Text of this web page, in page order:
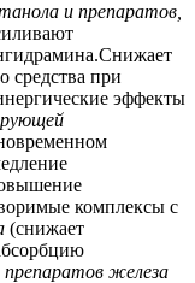
и препаратов,
средства при
эффекты
комплексы с
(снижает
препаратов железа